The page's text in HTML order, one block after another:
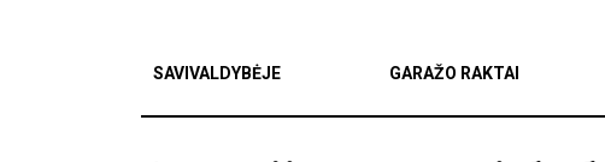
SAVIVALDYBĖJE GARAŽO RAKTAI